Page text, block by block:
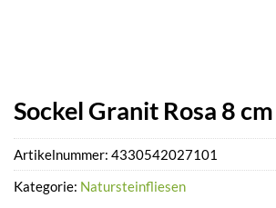
Sockel Granit Rosa 8
Artikelnummer: 4330542027101
Kategorie: Natursteinfliesen